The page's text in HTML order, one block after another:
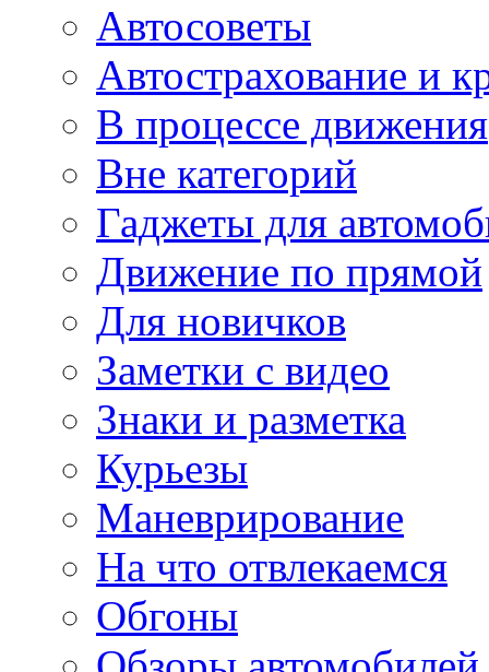
Автосоветы
Автострахование и
В процессе движения
Вне категорий
Гаджеты для
Движение по прямой
Для новичков
Заметки с видео
Знаки и разметка
Курьезы
Маневрирование
На что отвлекаемся
Обгоны